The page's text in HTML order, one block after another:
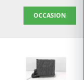
OCCASION